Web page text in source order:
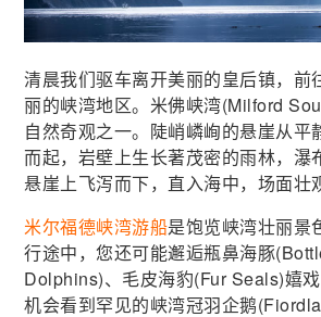
清晨我们驱车离开美丽的皇后镇，前
丽的峡湾地区。米佛峡湾(Milford
自然奇观之一。陡峭嶙峋的悬崖从平
而起，岩壁上生长著茂密的雨林，瀑
悬崖上飞泻而下，直入海中，场面壮
米尔福德峡湾游船是饱览峡湾壮丽景
行途中，您还可能邂逅瓶鼻海豚
Dolphins)、毛皮海豹(Fur Seals)嬉
机会看到罕见的峡湾冠羽企鹅